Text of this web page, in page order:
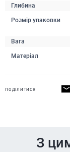
Глибина
Розмір упаковки
Вага
Матеріал
ПОДІЛИТИСЯ
З